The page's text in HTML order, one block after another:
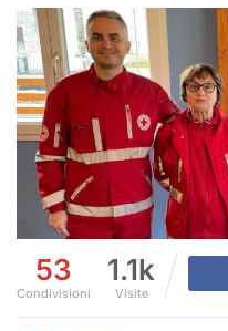
53
Condivisioni
1.1k
Visite